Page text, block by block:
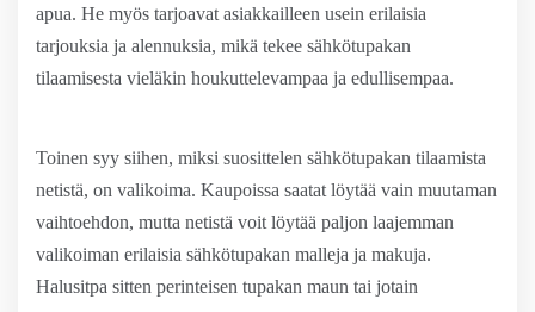
apua. He myös tarjoavat asiakkailleen usein erilaisia
tarjouksia ja alennuksia, mikä tekee sähkötupakan
tilaamisesta vieläkin houkuttelevampaa ja edullisempaa.
Toinen syy siihen, miksi suosittelen sähkötupakan tilaamista
netistä, on valikoima. Kaupoissa saatat löytää vain muutaman
vaihtoehdon, mutta netistä voit löytää paljon laajemman
valikoiman erilaisia sähkötupakan malleja ja makuja.
Halusitpa sitten perinteisen tupakan maun tai jotain